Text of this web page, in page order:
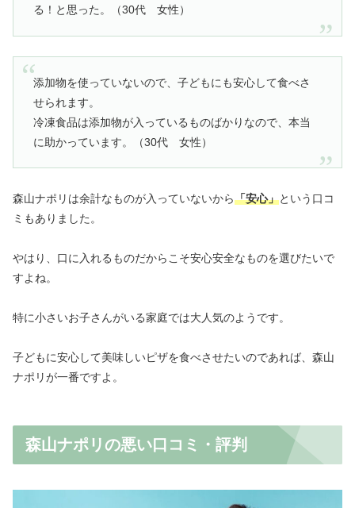
る！と思った。（30代 女性）
添加物を使っていないので、子どもにも安心して食べさ
せられます。
冷凍食品は添加物が入っているものばかりなので、本当
に助かっています。（30代 女性）
森山ナポリは余計なものが入っていないから「安心」という口コ
ミもありました。
やはり、口に入れるものだからこそ安心安全なものを選びたいで
すよね。
特に小さいお子さんがいる家庭では大人気のようです。
子どもに安心して美味しいピザを食べさせたいのであれば、森山
ナポリが一番ですよ。
森山ナポリの悪い口コミ・評判